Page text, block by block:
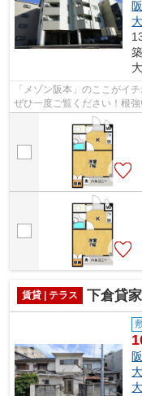
「メゾン阪本」のここがイ
ぜひ一度ご覧ください！根
駅があります！こちらはマ
賃貸 | テラス 下倉貸家